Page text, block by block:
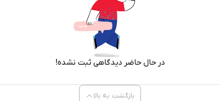
در حال حاضر دیدگاهی ثبت نشده!
بازگشت به بالا